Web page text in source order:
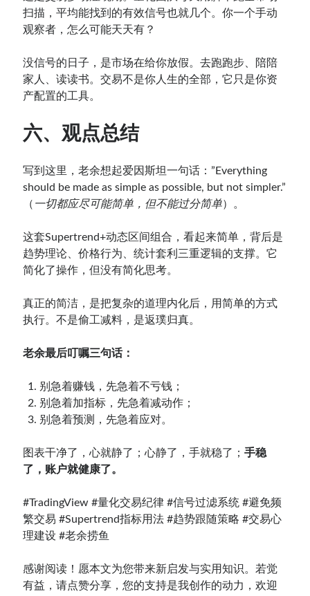
扫描，平均能找到的有效信号也就几个。你一个手动
观察者，怎么可能天天有？
没信号的日子，是市场在给你放假。去跑跑步、陪陪
家人、读读书。交易不是你人生的全部，它只是你资
产配置的工具。
六、观点总结
写到这里，老余想起爱因斯坦一句话：”Everything
should be made as simple as possible, but not simpler.”
（ 一切都应尽可能简单，但不能过分简单）。
这套Supertrend+动态区间组合，看起来简单，背后是
趋势理论、价格行为、统计套利三重逻辑的支撑。它
简化了操作，但没有简化思考。
真正的简洁，是把复杂的道理内化后，用简单的方式
执行。不是偷工减料，是返璞归真。
老余最后叮嘱三句话：
别急着赚钱，先急着不亏钱；
别急着加指标，先急着减动作；
别急着预测，先急着应对。
图表干净了，心就静了；心静了，手就稳了；手稳
了，账户就健康了。
#TradingView #量化交易纪律 #信号过滤系统 #避免频
繁交易 #Supertrend指标用法 #趋势跟随策略 #交易心
理建设 #老余捞鱼
感谢阅读！愿本文为您带来新启发与实用知识。若觉
有益，请点赞分享，您的支持是我创作的动力，欢迎